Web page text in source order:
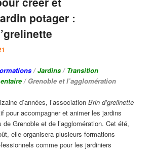
potager :
/ Jardins / Transition
/ Grenoble et l’agglomération
d’années, l’association Brin d’grelinette
pour accompagner et animer les jardins
de Grenoble et de l’agglomération. Cet été,
elle organisera plusieurs formations
comme pour les jardiniers